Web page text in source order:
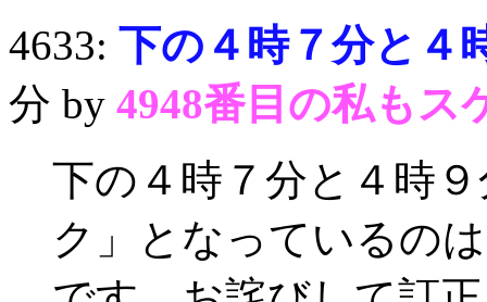
4633: 下の４時７分と４
分 by 4948番目の私もス
下の４時７分と４時
ク」となっているの